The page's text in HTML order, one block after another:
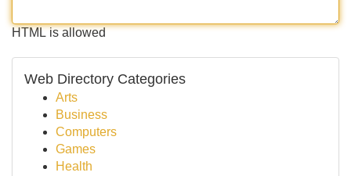
HTML is allowed
Web Directory Categories
Arts
Business
Computers
Games
Health